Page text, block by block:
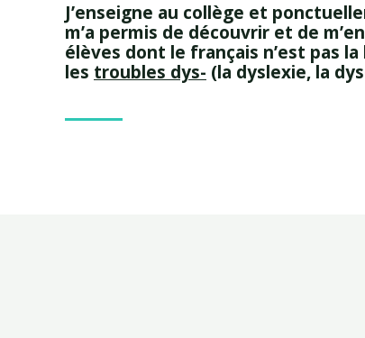
J’enseigne au collège et
m’a permis de découvrir et de
élèves dont le français n’est pas
les troubles dys- (la dyslexie, la